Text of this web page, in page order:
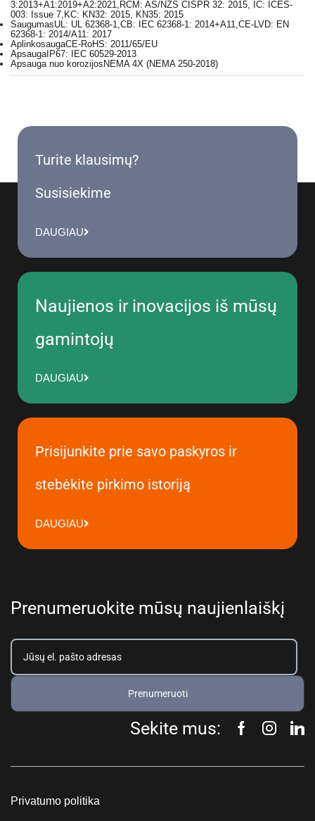
3:2013+A1:2019+A2:2021,RCM: AS/NZS CISPR 32: 2015, IC: ICES-
003: Issue 7,KC: KN32: 2015, KN35: 2015
SaugumasUL: UL 62368-1,CB: IEC 62368-1: 2014+A11,CE-LVD: EN
62368-1: 2014/A11: 2017
AplinkosaugaCE-RoHS: 2011/65/EU
ApsaugaIP67: IEC 60529-2013
Apsauga nuo korozijos NEMA 4X (NEMA 250-2018)
Turite klausimų?
Susisiekime
DAUGIAU
Naujienos ir inovacijos iš mūsų
gamintojų
DAUGIAU
Prisijunkite prie savo paskyros ir
stebėkite pirkimo istoriją
DAUGIAU
Prenumeruokite mūsų naujienlaiškį
Prenumeruoti
Sekite mus:
Privatumo politika